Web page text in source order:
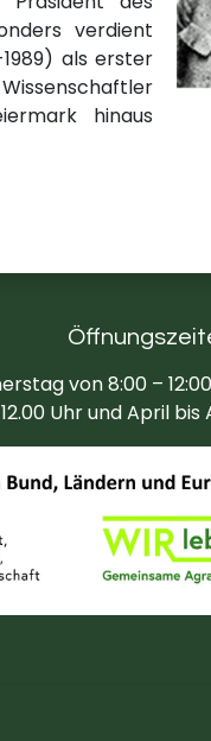
verdient
1989) als erster
hinaus
von 8:00 –
Uhr und April bis